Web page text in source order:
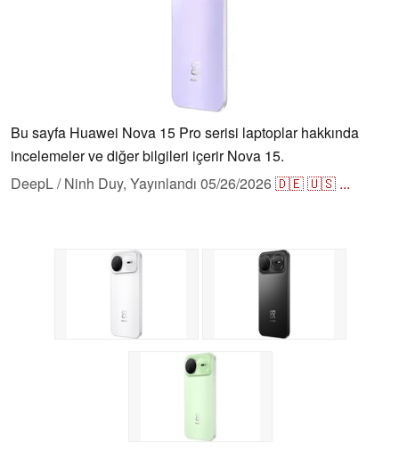
Bu sayfa Huawei Nova 15 Pro serisi laptoplar hakkında
incelemeler ve diğer bilgileri içerir Nova 15.
DeepL / Ninh Duy, Yayınlandı 05/26/2026🇩🇪🇺🇸 ...